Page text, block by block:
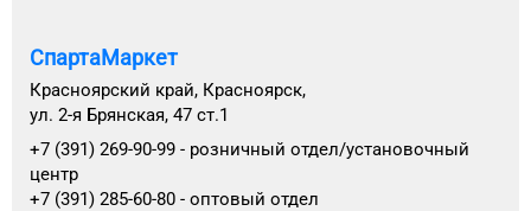
СпартаМаркет
Красноярский край, Красноярск,
ул. 2-я Брянская, 47 ст.1
+7 (391) 269-90-99 - розничный отдел/установочный
центр
+7 (391) 285-60-80 - оптовый отдел